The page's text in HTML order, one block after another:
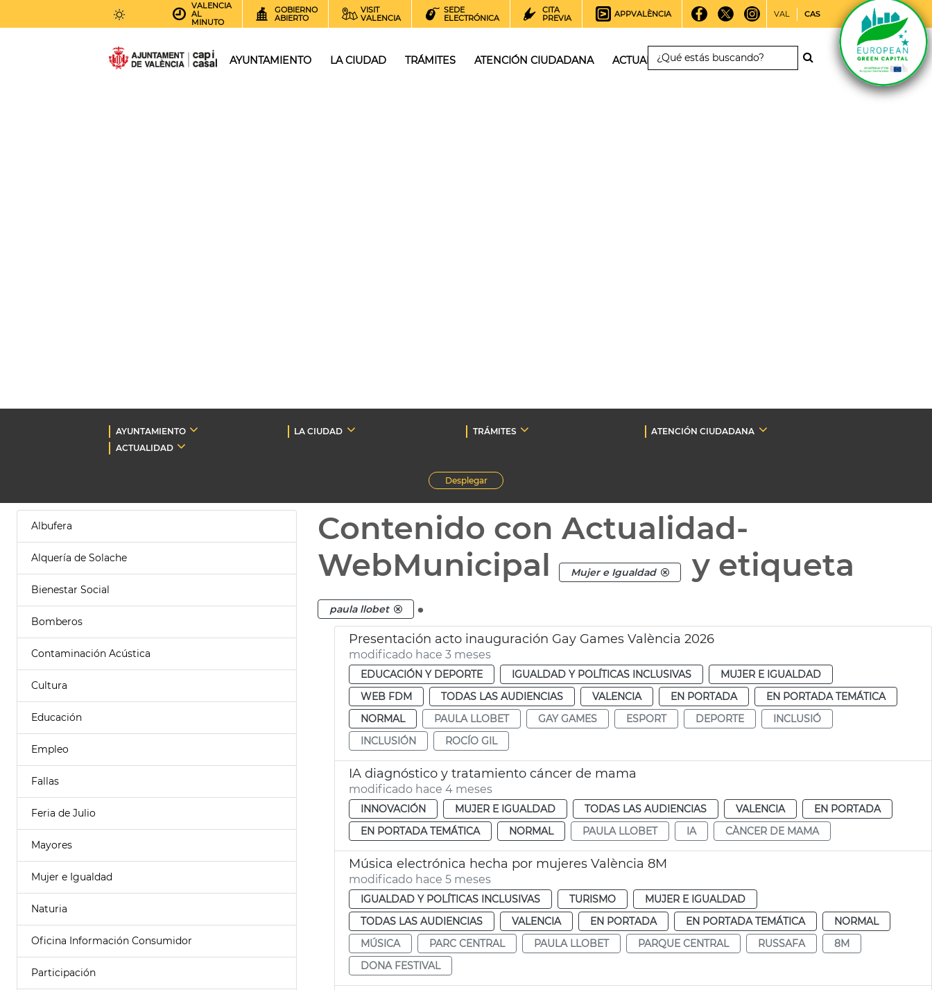
AEMET.GRADOS
VALENCIA
AL
MINUTO
GOBIERNO
ABIERTO
VISIT
VALENCIA
SEDE
ELECTRÓNICA
CITA
PREVIA
APPVALÈNCIA VAL CAS
AYUNTAMIENTO LA CIUDAD TRÁMITES ATENCIÓN CIUDADANA ACTUALIDAD
AYUNTAMIENTO LA CIUDAD TRÁMITES
ATENCIÓN CIUDADANA
ACTUALIDAD
Desplegar
Albufera
Alquería de Solache
Bienestar Social
Bomberos
Contaminación Acústica
Cultura
Educación
Empleo
Fallas
Feria de Julio
Mayores
Mujer e Igualdad
Naturia
Oficina Información Consumidor
Participación
Contenido con Actualidad-
WebMunicipal
Mujer e Igualdad y etiqueta
paula llobet .
Presentación acto inauguración Gay Games València 2026
modificado hace 3 meses
EDUCACIÓN Y DEPORTE IGUALDAD Y POLÍTICAS INCLUSIVAS
MUJER E IGUALDAD
WEB FDM
TODAS LAS AUDIENCIAS VALENCIA EN PORTADA
EN PORTADA TEMÁTICA
NORMAL
PAULA LLOBET GAY GAMES ESPORT DEPORTE
INCLUSIÓ
INCLUSIÓN
ROCÍO GIL
IA diagnóstico y tratamiento cáncer de mama
modificado hace 4 meses
INNOVACIÓN MUJER E IGUALDAD TODAS LAS AUDIENCIAS VALENCIA
EN PORTADA
EN PORTADA TEMÁTICA
NORMAL PAULA LLOBET IA CÀNCER DE MAMA
Música electrónica hecha por mujeres València 8M
modificado hace 5 meses
IGUALDAD Y POLÍTICAS INCLUSIVAS TURISMO
MUJER E IGUALDAD
TODAS LAS AUDIENCIAS
VALENCIA EN PORTADA EN PORTADA TEMÁTICA
NORMAL
MÚSICA
PARC CENTRAL PAULA LLOBET PARQUE CENTRAL RUSSAFA
8M
DONA FESTIVAL